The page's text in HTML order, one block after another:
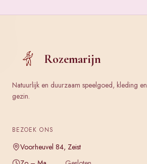
Rozemarijn
Natuurlijk en duurzaam speelgoed, kleding
gezin.
BEZOEK ONS
Voorheuvel 84, Zeist